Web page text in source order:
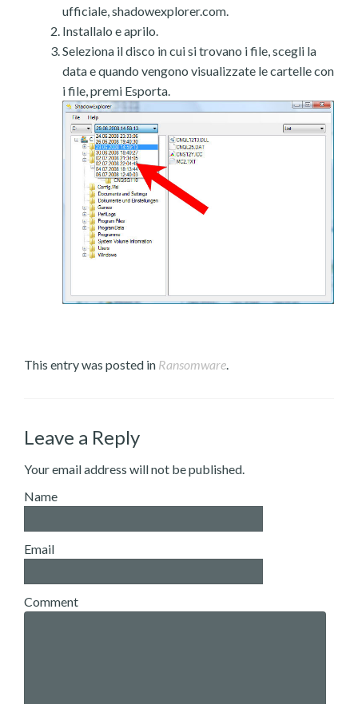
ufficiale, shadowexplorer.com.
Installalo e aprilo.
Seleziona il disco in cui si trovano i file, scegli la
data e quando vengono visualizzate le cartelle con
i file, premi Esporta.
This entry was posted in Ransomware.
Leave a Reply
Your email address will not be published.
Name
Email
Comment